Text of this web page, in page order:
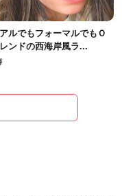
ルでもフォーマルでもＯ
ンドの西海岸風ラ...